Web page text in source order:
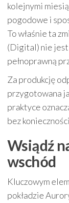
kolejnymi
pogodowe i
To właśnie ta
(Digital) nie jest
pełnoprawną
Za produkcję
przygotowana
praktyce
bez
Wsiądź
wschód
Kluczowym
pokładzie